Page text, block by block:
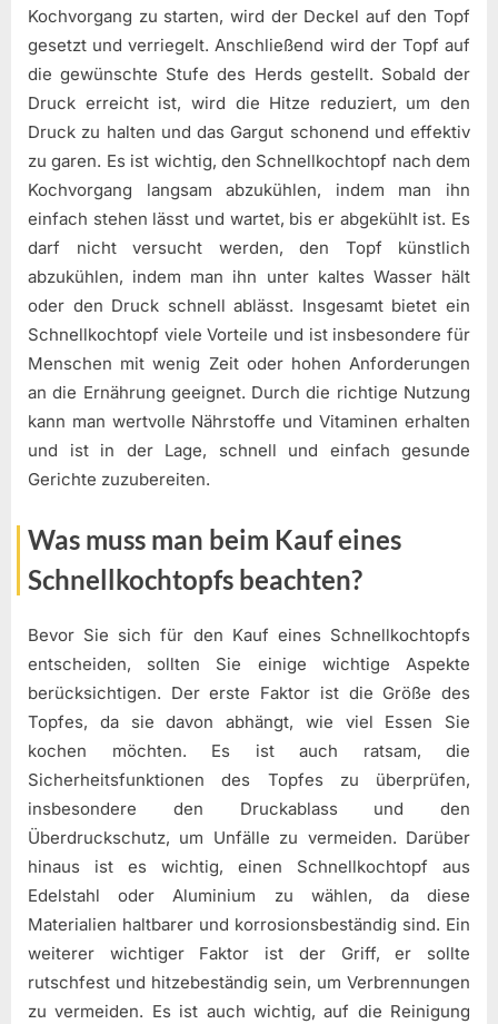
Kochvorgang zu starten, wird der Deckel auf den Topf
gesetzt und verriegelt. Anschließend wird der Topf auf
die gewünschte Stufe des Herds gestellt. Sobald der
Druck erreicht ist, wird die Hitze reduziert, um den
Druck zu halten und das Gargut schonend und effektiv
zu garen. Es ist wichtig, den Schnellkochtopf nach dem
Kochvorgang langsam abzukühlen, indem man ihn
einfach stehen lässt und wartet, bis er abgekühlt ist. Es
darf nicht versucht werden, den Topf künstlich
abzukühlen, indem man ihn unter kaltes Wasser hält
oder den Druck schnell ablässt. Insgesamt bietet ein
Schnellkochtopf viele Vorteile und ist insbesondere für
Menschen mit wenig Zeit oder hohen Anforderungen
an die Ernährung geeignet. Durch die richtige Nutzung
kann man wertvolle Nährstoffe und Vitaminen erhalten
und ist in der Lage, schnell und einfach gesunde
Gerichte zuzubereiten.
Was muss man beim Kauf eines
Schnellkochtopfs beachten?
Bevor Sie sich für den Kauf eines Schnellkochtopfs
entscheiden, sollten Sie einige wichtige Aspekte
berücksichtigen. Der erste Faktor ist die Größe des
Topfes, da sie davon abhängt, wie viel Essen Sie
kochen möchten. Es ist auch ratsam, die
Sicherheitsfunktionen des Topfes zu überprüfen,
insbesondere den Druckablass und den
Überdruckschutz, um Unfälle zu vermeiden. Darüber
hinaus ist es wichtig, einen Schnellkochtopf aus
Edelstahl oder Aluminium zu wählen, da diese
Materialien haltbarer und korrosionsbeständig sind. Ein
weiterer wichtiger Faktor ist der Griff, er sollte
rutschfest und hitzebeständig sein, um Verbrennungen
zu vermeiden. Es ist auch wichtig, auf die Reinigung